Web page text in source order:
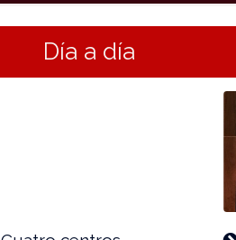
Día a día